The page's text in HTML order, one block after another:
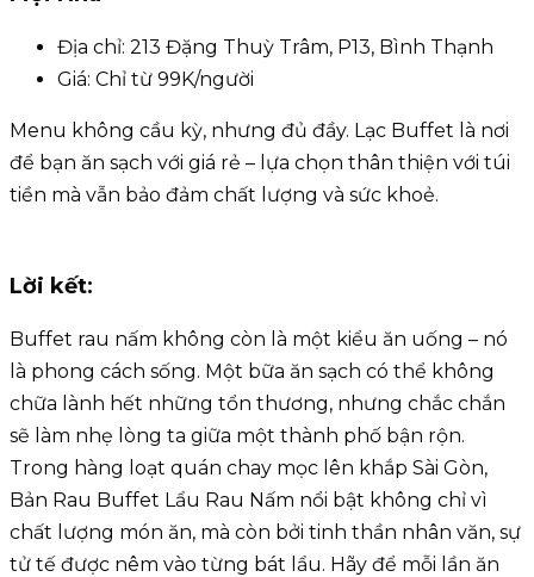
Địa chỉ: 213 Đặng Thuỳ Trâm, P13, Bình Thạnh
Giá: Chỉ từ 99K/người
Menu không cầu kỳ, nhưng đủ đầy. Lạc Buffet là nơi
để bạn ăn sạch với giá rẻ – lựa chọn thân thiện với túi
tiền mà vẫn bảo đảm chất lượng và sức khoẻ.
Lời kết:
Buffet rau nấm không còn là một kiểu ăn uống – nó
là phong cách sống. Một bữa ăn sạch có thể không
chữa lành hết những tổn thương, nhưng chắc chắn
sẽ làm nhẹ lòng ta giữa một thành phố bận rộn.
Trong hàng loạt quán chay mọc lên khắp Sài Gòn,
Bản Rau Buffet Lẩu Rau Nấm nổi bật không chỉ vì
chất lượng món ăn, mà còn bởi tinh thần nhân văn, sự
tử tế được nêm vào từng bát lẩu. Hãy để mỗi lần ăn